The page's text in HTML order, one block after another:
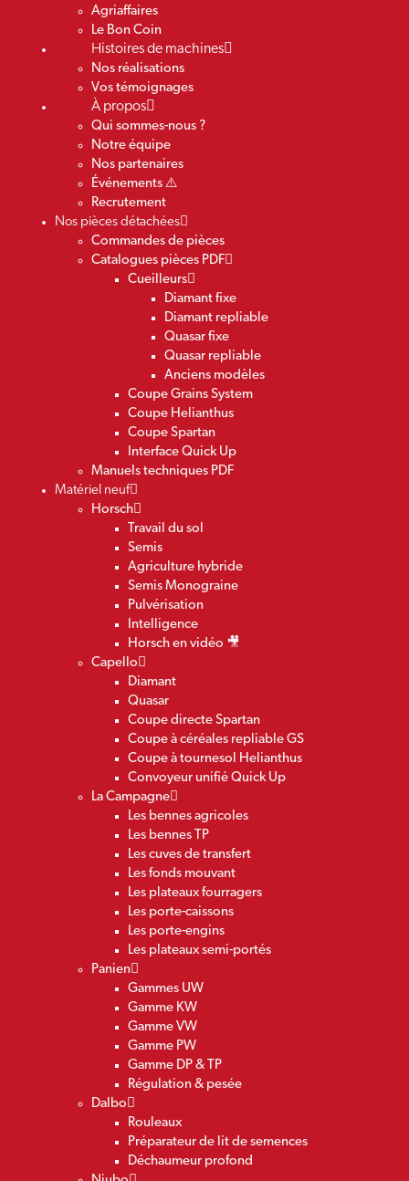
Agriaffaires
Le Bon Coin
Histoires de machines
Nos réalisations
Vos témoignages
À propos
Qui sommes-nous ?
Notre équipe
Nos partenaires
Événements ⚠️
Recrutement
Nos pièces détachées
Commandes de pièces
Catalogues pièces PDF
Cueilleurs
Diamant fixe
Diamant repliable
Quasar fixe
Quasar repliable
Anciens modèles
Coupe Grains System
Coupe Helianthus
Coupe Spartan
Interface Quick Up
Manuels techniques PDF
Matériel neuf
Horsch
Travail du sol
Semis
Agriculture hybride
Semis Monograine
Pulvérisation
Intelligence
Horsch en vidéo 🎥
Capello
Diamant
Quasar
Coupe directe Spartan
Coupe à céréales repliable GS
Coupe à tournesol Helianthus
Convoyeur unifié Quick Up
La Campagne
Les bennes agricoles
Les bennes TP
Les cuves de transfert
Les fonds mouvant
Les plateaux fourragers
Les porte-caissons
Les porte-engins
Les plateaux semi-portés
Panien
Gammes UW
Gamme KW
Gamme VW
Gamme PW
Gamme DP & TP
Régulation & pesée
Dalbo
Rouleaux
Préparateur de lit de semences
Déchaumeur profond